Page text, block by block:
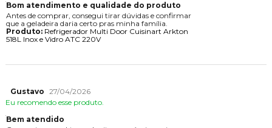
Bom atendimento e qualidade do produto
Antes de comprar, consegui tirar dúvidas e confirmar
que a geladeira daria certo pras minha família.
Produto:Refrigerador Multi Door Cuisinart Arkton
518L Inox e Vidro ATC 220V
Gustavo 27/04/2026
Eu recomendo esse produto.
Bem atendido